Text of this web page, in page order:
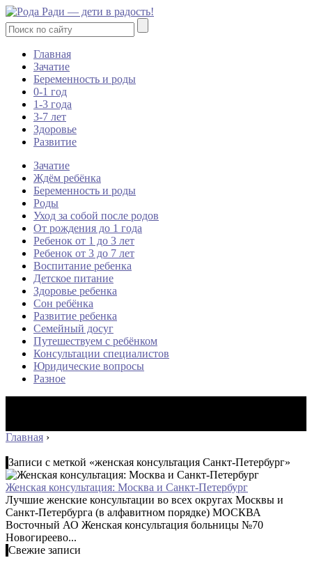
Главная
Зачатие
Беременность и роды
0-1 год
1-3 года
3-7 лет
Здоровье
Развитие
Зачатие
Ждём ребёнка
Беременность и роды
Роды
Уход за собой после родов
От рождения до 1 года
Ребенок от 1 до 3 лет
Ребенок от 3 до 7 лет
Воспитание ребенка
Детское питание
Здоровье ребенка
Сон ребёнка
Развитие ребенка
Семейный досуг
Путешествуем с ребёнком
Консультации специалистов
Юридические вопросы
Разное
Главная ›
Записи с меткой «женская консультация Санкт-Петербург»
Женская консультация: Москва и Санкт-Петербург
Лучшие женские консультации во всех округах Москвы и
Санкт-Петербурга (в алфавитном порядке) МОСКВА
Восточный АО Женская консультация больницы №70
Новогиреево...
Свежие записи